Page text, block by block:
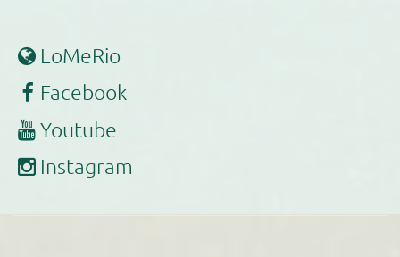
LoMeRio
Facebook
Youtube
Instagram